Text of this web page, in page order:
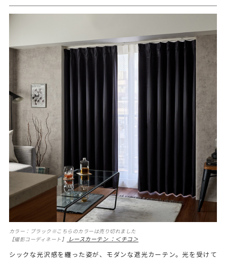
カラー：ブラック※こちらのカラーは売り切れました
【撮影コーディネート】
レースカーテン ：＜チコ＞
シックな光沢感を纏った姿が、モダンな遮光カーテン。光を受けて